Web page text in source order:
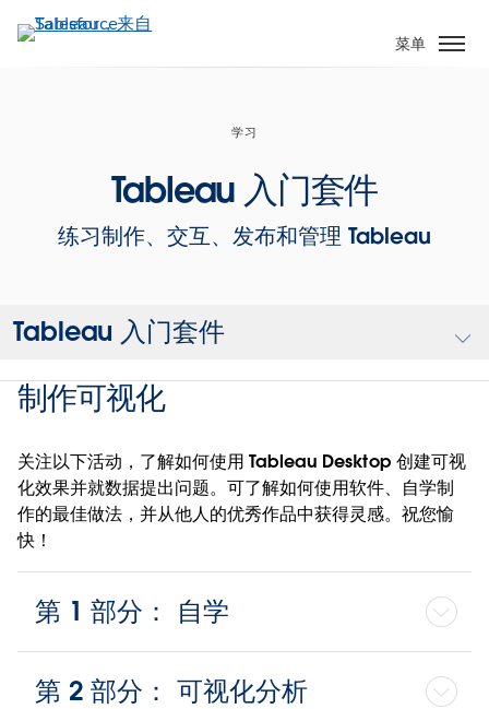
转
菜单
学习
Tableau 入门套件
练习制作、交互、发布和管理 Tableau
Tableau 入门套件
制作可视化
关注以下活动，了解如何使用 Tableau Desktop 创建可视
化效果并就数据提出问题。可了解如何使用软件、自学制
作的最佳做法，并从他人的优秀作品中获得灵感。祝您愉
快！
第 1 部分： 自学
第 2 部分： 可视化分析